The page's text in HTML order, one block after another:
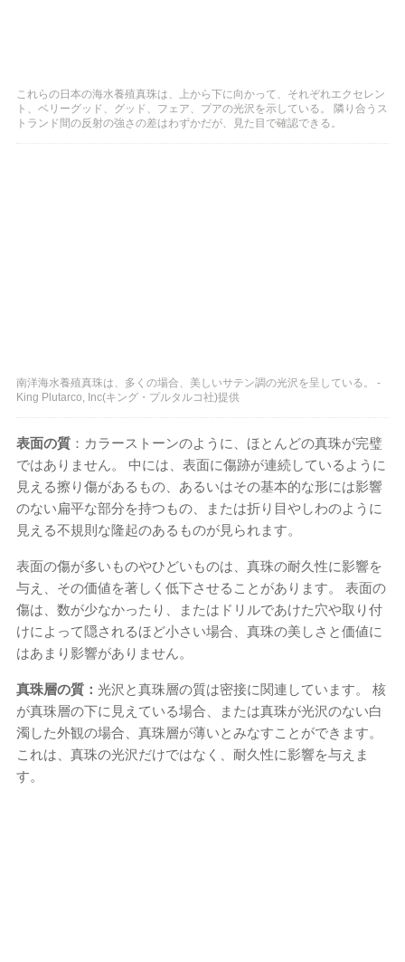
これらの日本の海水養殖真珠は、上から下に向かって、それぞれエクセレン
ト、ベリーグッド、グッド、フェア、プアの光沢を示している。 隣り合うス
トランド間の反射の強さの差はわずかだが、見た目で確認できる。
南洋海水養殖真珠は、多くの場合、美しいサテン調の光沢を呈している。 -
King Plutarco, Inc(キング・プルタルコ社)提供
表面の質 ：カラーストーンのように、ほとんどの真珠が完璧
ではありません。 中には、表面に傷跡が連続しているように
見える擦り傷があるもの、あるいはその基本的な形には影響
のない扁平な部分を持つもの、または折り目やしわのように
見える不規則な隆起のあるものが見られます。
表面の傷が多いものやひどいものは、真珠の耐久性に影響を
与え、その価値を著しく低下させることがあります。 表面の
傷は、数が少なかったり、またはドリルであけた穴や取り付
けによって隠されるほど小さい場合、真珠の美しさと価値に
はあまり影響がありません。
真珠層の質： 光沢と真珠層の質は密接に関連しています。 核
が真珠層の下に見えている場合、または真珠が光沢のない白
濁した外観の場合、真珠層が薄いとみなすことができます。
これは、真珠の光沢だけではなく、耐久性に影響を与えま
す。